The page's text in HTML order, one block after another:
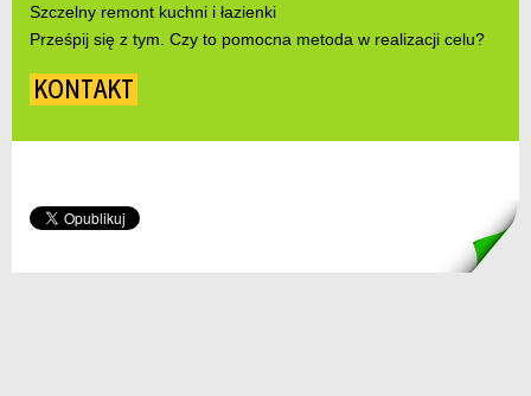
Szczelny remont kuchni i łazienki
Prześpij się z tym. Czy to pomocna metoda w realizacji celu?
KONTAKT